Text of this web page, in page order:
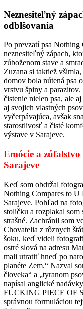
Neznesiteľný
odblšovania
Po prevzatí psa
neznesiteľný zápach,
zúboženom stave a
Zuzana si taktiež
domov bola nútená psa
vrstvu špiny a
čistenie nielen psa, ale
aj svojich vlastných
vyčerpávajúca, avšak
starostlivosť a čisté
výstave v Sarajeve.
Emócie a
Sarajeve
Keď som obdržal
Nothing Compares to U
Sarajeve. Pohľad na
stoličku a rozplakal
strašné. Zachránil som
Chovatelia z rôznych
šoku, keď videli
ostré slová na adresu
mali utratiť hneď po
planéte Zem.“ Nazval
človeka“ a „tyranom
napísal anglické
FUCKING PIECE OF
správnou formuláciou